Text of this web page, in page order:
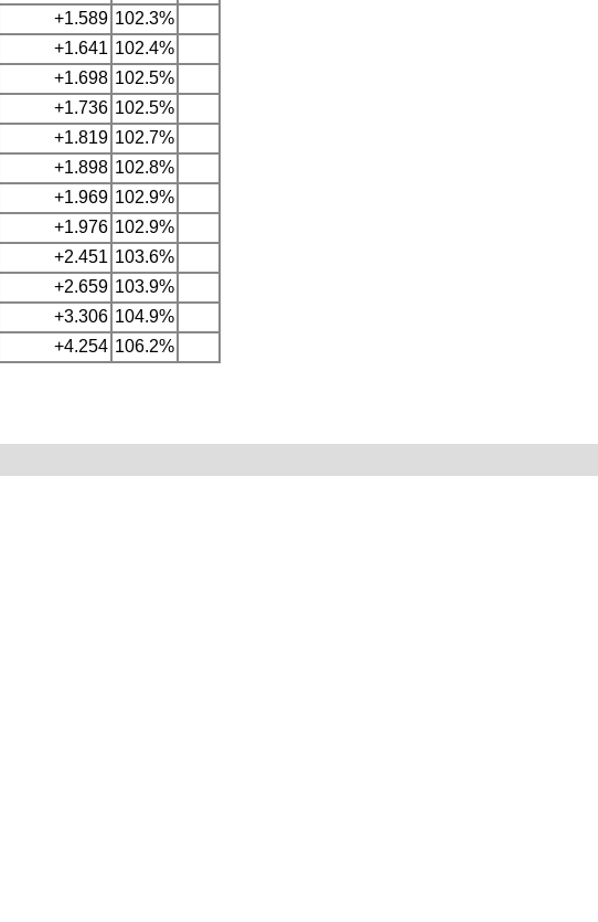
+1.589 102.3%
+1.641 102.4%
+1.698 102.5%
+1.736 102.5%
+1.819 102.7%
+1.898 102.8%
+1.969 102.9%
+1.976 102.9%
+2.451 103.6%
+2.659 103.9%
+3.306 104.9%
+4.254 106.2%